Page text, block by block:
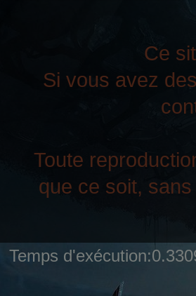
Ce
Si vous avez
Toute
que ce soit,
Temps